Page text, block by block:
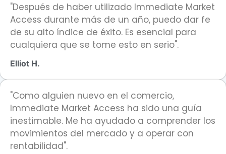
"Después de haber utilizado Immediate Market
Access durante más de un año, puedo dar fe
de su alto índice de éxito. Es esencial para
cualquiera que se tome esto en serio".
Elliot H.
"Como alguien nuevo en el comercio,
Immediate Market Access ha sido una guía
inestimable. Me ha ayudado a comprender los
movimientos del mercado y a operar con
rentabilidad".